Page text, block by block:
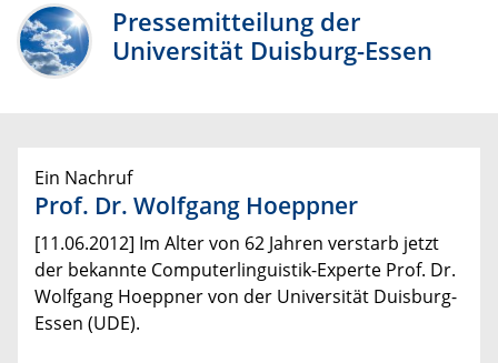
Pressemitteilung der
Universität Duisburg-Essen
Ein Nachruf
Prof. Dr. Wolfgang Hoeppner
[11.06.2012] Im Alter von 62 Jahren verstarb jetzt
der bekannte Computerlinguistik-Experte Prof. Dr.
Wolfgang Hoeppner von der Universität Duisburg-
Essen (UDE).